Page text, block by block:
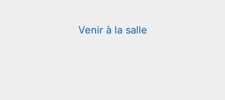
Venir à la salle